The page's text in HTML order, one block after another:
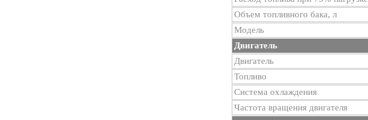
Объем топливного бака, л
Модель
Двигатель
Двигатель
Топливо
Система охлаждения
Частота вращения двигателя